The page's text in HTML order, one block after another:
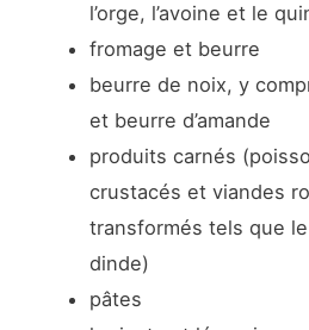
l’orge, l’avoine et le
fromage et beurre
beurre de noix, y
et beurre d’amande
produits carnés
crustacés et viandes
transformés tels que
dinde)
pâtes